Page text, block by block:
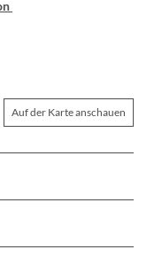
Auf der Karte anschauen